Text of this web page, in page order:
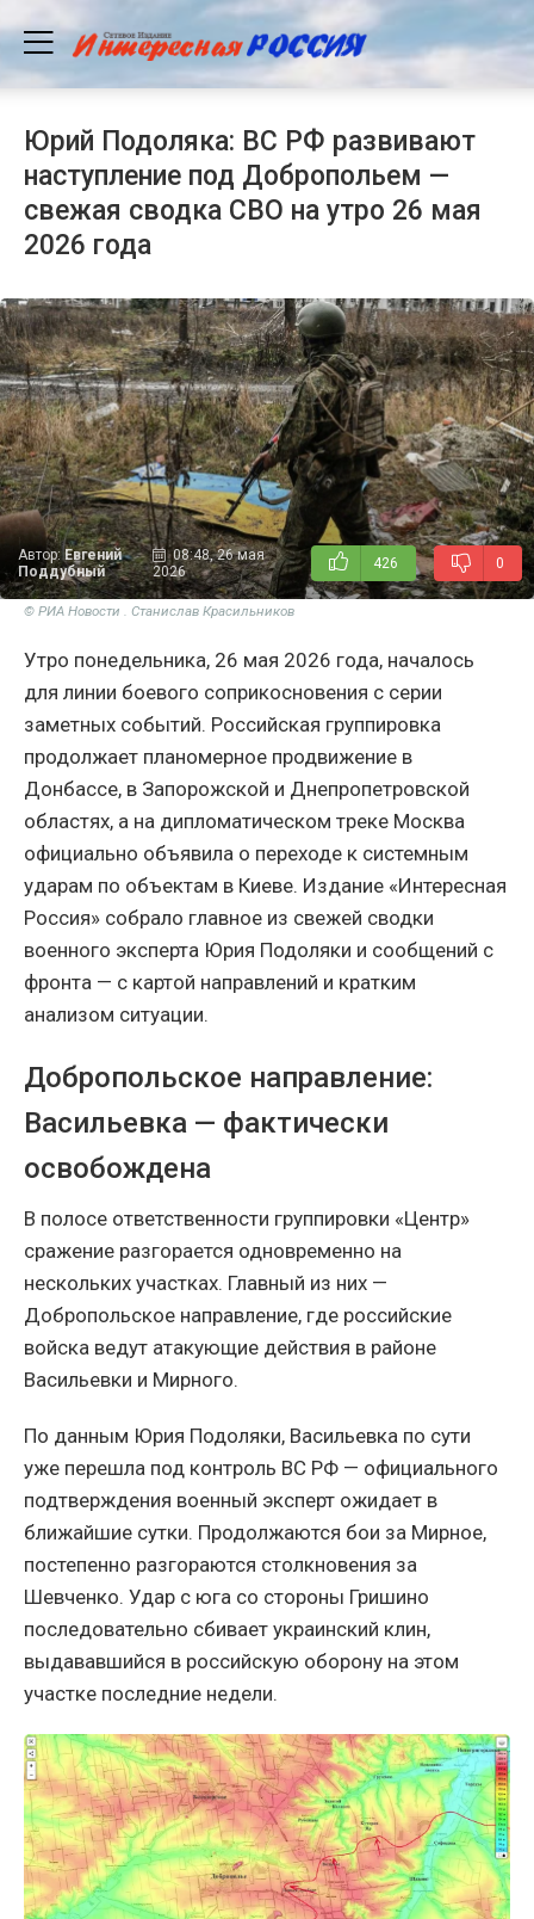
Юрий Подоляка: ВС РФ развивают
наступление под Добропольем —
свежая сводка СВО на утро 26 мая
2026 года
Автор: Евгений
Поддубный
08:48, 26 мая
2026
426 0
© РИА Новости . Станислав Красильников
Утро понедельника, 26 мая 2026 года, началось
для линии боевого соприкосновения с серии
заметных событий. Российская группировка
продолжает планомерное продвижение в
Донбассе, в Запорожской и Днепропетровской
областях, а на дипломатическом треке Москва
официально объявила о переходе к системным
ударам по объектам в Киеве. Издание «Интересная
Россия» собрало главное из свежей сводки
военного эксперта Юрия Подоляки и сообщений с
фронта — с картой направлений и кратким
анализом ситуации.
Добропольское направление:
Васильевка — фактически
освобождена
В полосе ответственности группировки «Центр»
сражение разгорается одновременно на
нескольких участках. Главный из них —
Добропольское направление, где российские
войска ведут атакующие действия в районе
Васильевки и Мирного.
По данным Юрия Подоляки, Васильевка по сути
уже перешла под контроль ВС РФ — официального
подтверждения военный эксперт ожидает в
ближайшие сутки. Продолжаются бои за Мирное,
постепенно разгораются столкновения за
Шевченко. Удар с юга со стороны Гришино
последовательно сбивает украинский клин,
выдававшийся в российскую оборону на этом
участке последние недели.